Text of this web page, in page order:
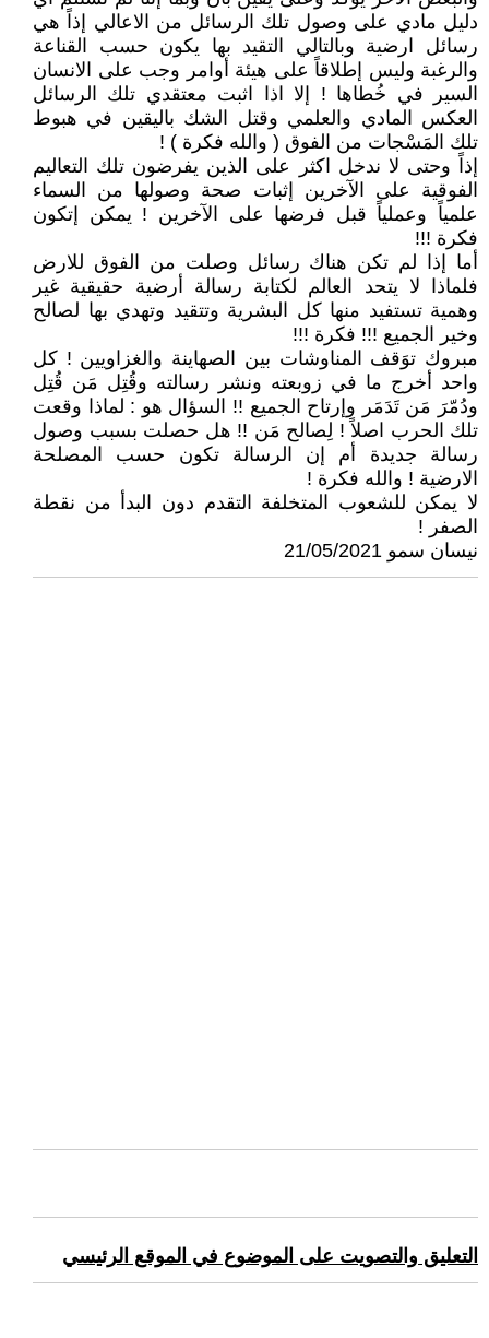
دليل مادي على وصول تلك الرسائل من الاعالي إذاً هي
رسائل ارضية وبالتالي التقيد بها يكون حسب القناعة
والرغبة وليس إطلاقاً على هيئة أوامر وجب على الانسان
السير في خُطاها ! إلا اذا اثبت معتقدي تلك الرسائل
العكس المادي والعلمي وقتل الشك باليقين في هبوط
تلك المَسْجات من الفوق ( والله فكرة ) !
إذاً وحتى لا ندخل اكثر على الذين يفرضون تلك التعاليم
الفوقية على الآخرين إثبات صحة وصولها من السماء
علمياً وعملياً قبل فرضها على الآخرين ! يمكن إتكون
فكرة !!!
أما إذا لم تكن هناك رسائل وصلت من الفوق للارض
فلماذا لا يتحد العالم لكتابة رسالة أرضية حقيقية غير
وهمية تستفيد منها كل البشرية وتتقيد وتهدي بها لصالح
وخير الجميع !!! فكرة !!!
مبروك توَقف المناوشات بين الصهاينة والغزاويين ! كل
واحد أخرج ما في زوبعته ونشر رسالته وقُتِل مَن قُتِل
ودُمّرَ مَن تَدَمَر وإرتاح الجميع !! السؤال هو : لماذا وقعت
تلك الحرب اصلاً ! لِصالح مَن !! هل حصلت بسبب وصول
رسالة جديدة أم إن الرسالة تكون حسب المصلحة
الارضية ! والله فكرة !
لا يمكن للشعوب المتخلفة التقدم دون البدأ من نقطة
الصفر !
نيسان سمو 21/05/2021
التعليق والتصويت على الموضوع في الموقع الرئيسي